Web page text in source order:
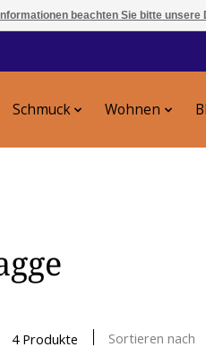
Schmuck Wohnen
4 Produkte Sortieren nach
beachten Sie bitte unsere